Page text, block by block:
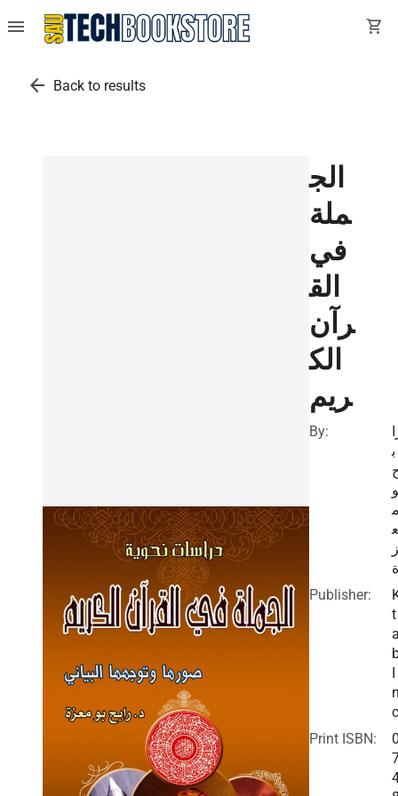
menu shopping_cart
arrow_back Back to results
الج
ملة
في
الق
رآن
الك
ريم
By:
ب
ع
ة
Publisher:
t
I
Print ISBN: